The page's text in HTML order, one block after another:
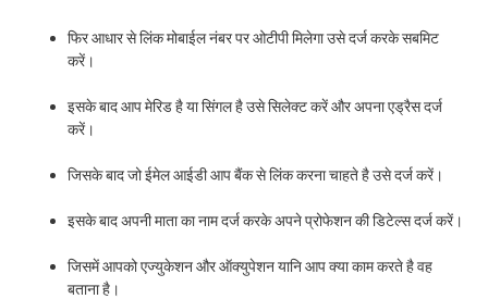
फिर आधार से लिंक मोबाईल नंबर पर ओटीपी मिलेगा उसे दर्ज करके सबमिट
करें।
इसके बाद आप मेरिड है या सिंगल है उसे सिलेक्ट करें और अपना एड्रैस दर्ज
करें।
जिसके बाद जो ईमेल आईडी आप बैंक से लिंक करना चाहते है उसे दर्ज करें।
इसके बाद अपनी माता का नाम दर्ज करके अपने प्रोफेशन की डिटेल्स दर्ज करें।
जिसमें आपको एज्युकेशन और ऑक्युपेशन यानि आप क्या काम करते है वह
बताना है।